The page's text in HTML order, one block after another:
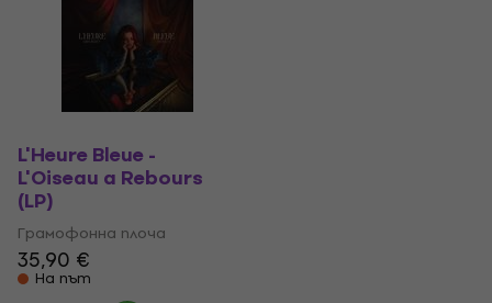
L'Heure Bleue -
L'Oiseau a Rebours
(LP)
Грамофонна плоча
35,90 €
На път